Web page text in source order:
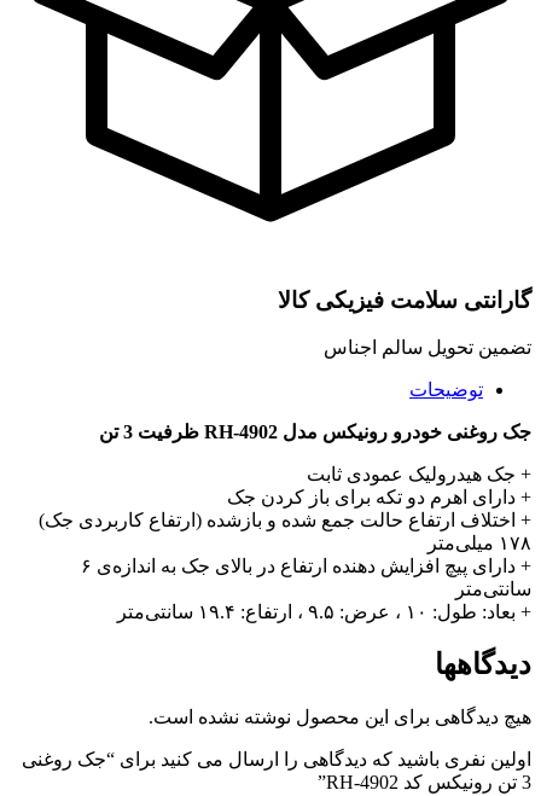
گارانتی سلامت فیزیکی کالا
تضمین تحویل سالم اجناس
توضیحات
جک روغنی خودرو رونیکس مدل RH-4902 ظرفیت 3 تن
+ جک هیدرولیک عمودی ثابت
+ دارای اهرم دو تکه برای باز کردن جک
+ اختلاف ارتفاع حالت جمع شده و بازشده (ارتفاع کاربردی جک)
۱۷۸ میلی‌متر
+ دارای پیچ افزایش دهنده ارتفاع در بالای جک به اندازه‌ی ۶
سانتی‌متر
+ بعاد: طول: ۱۰ ، عرض: ۹.۵ ، ارتفاع: ۱۹.۴ سانتی‌متر
دیدگاهها
هیچ دیدگاهی برای این محصول نوشته نشده است.
اولین نفری باشید که دیدگاهی را ارسال می کنید برای “جک روغنی
3 تن رونیکس کد RH-4902”